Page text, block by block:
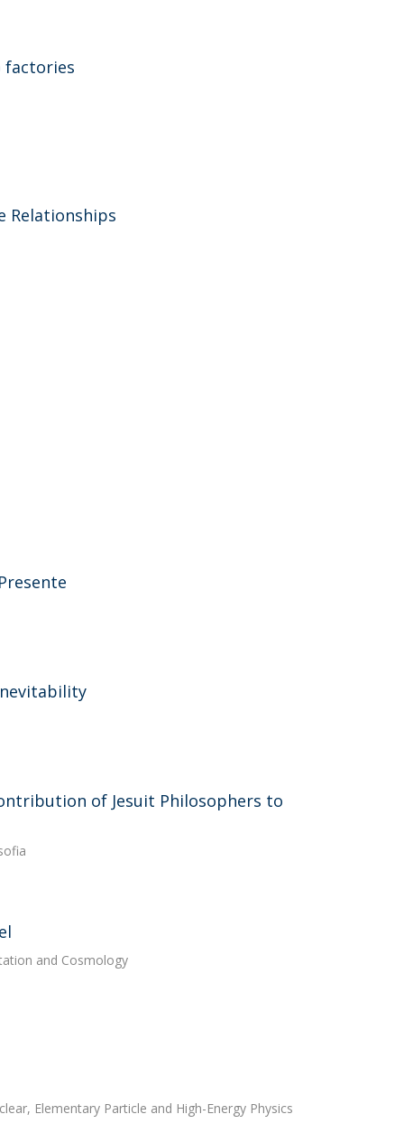
factories
Relationships
of Jesuit Philosophers to
and Cosmology
Elementary Particle and High-Energy Physics